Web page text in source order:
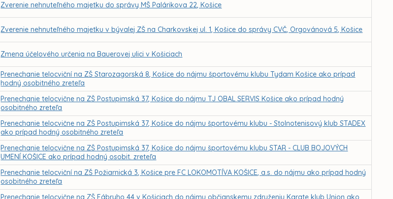
Zverenie nehnuteľného majetku do správy MŠ Palárikova 22, Košice
Zverenie nehnuteľného majetku v bývalej ZŠ na Charkovskej ul. 1, Košice do správy CVČ, Orgovánová 5, Košice
Zmena účelového určenia na Bauerovej ulici v Košiciach
Prenechanie telocviční na ZŠ Starozagorská 8, Košice do nájmu športovému klubu Tydam Košice ako prípad
hodný osobitného zreteľa
Prenechanie telocvične na ZŠ Postupimská 37, Košice do nájmu TJ OBAL SERVIS Košice ako prípad hodný
osobitného zreteľa
Prenechanie telocvične na ZŠ Postupimská 37, Košice do nájmu športovému klubu - Stolnotenisový klub STADEX
ako prípad hodný osobitného zreteľa
Prenechanie telocvične na ZŠ Postupimská 37, Košice do nájmu športovému klubu STAR - CLUB BOJOVÝCH
UMENÍ KOŠICE ako prípad hodný osobit. zreteľa
Prenechanie telocviční na ZŠ Požiarnická 3, Košice pre FC LOKOMOTÍVA KOŠICE, a.s. do nájmu ako prípad hodný
osobitného zreteľa
Prenechanie telocvične na ZŠ Fábryho 44 v Košiciach do nájmu občianskemu združeniu Karate klub Union ako